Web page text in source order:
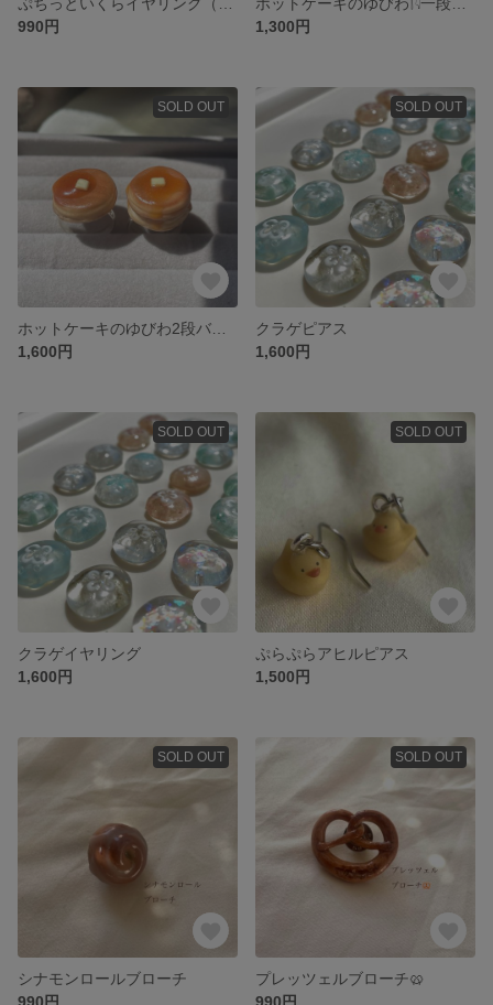
990円
1,300円
SOLD OUT
1,600円
SOLD OUT
クラゲピアス
1,600円
SOLD OUT
クラゲイヤリング
1,600円
SOLD OUT
ぷらぷらアヒルピアス
1,500円
SOLD OUT
シナモンロールブローチ
990円
SOLD OUT
プレッツェルブローチ🥨
990円